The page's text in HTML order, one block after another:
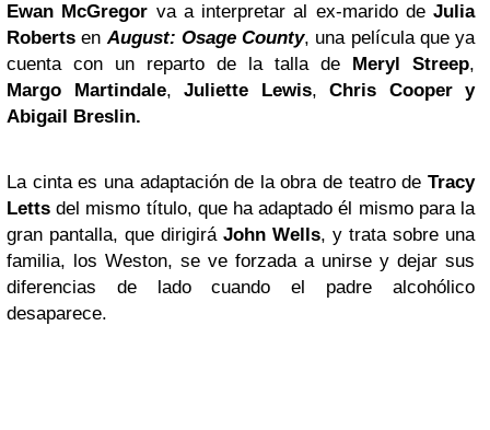
Ewan McGregor va a interpretar al ex-marido de Julia
Roberts enAugust: Osage County, una película que ya
cuenta con un reparto de la talla de
Meryl Streep,
Margo Martindale, Juliette Lewis, Chris Coopery
Abigail Breslin.
La cinta es una adaptación de la obra de teatro de Tracy
Letts del mismo título, que ha adaptado él mismo para la
gran pantalla, que dirigirá John Wells, y trata sobre una
familia, los Weston, se ve forzada a unirse y dejar sus
diferencias de lado cuando el padre alcohólico
desaparece.